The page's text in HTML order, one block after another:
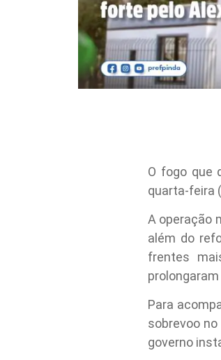
O fogo que
quarta-feira
A operação
além do
frentes
Para
sobrevoo
governo